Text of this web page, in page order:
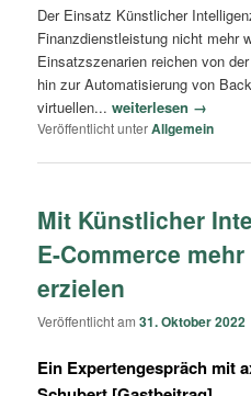
Der Einsatz Künstlicher
Finanzdienstleistung nicht mehr
Einsatzszenarien reichen von
hin zur Automatisierung von
virtuellen...weiterlesen →
Veröffentlicht unterAllgemein
Mit Künstlicher
E-Commerce
erzielen
Veröffentlicht am31. Oktober 2022
Ein Expertengespräch mit